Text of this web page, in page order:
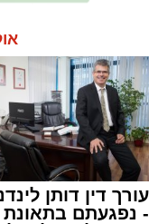
עורך דין דותן
- נפגעתם בתאונת